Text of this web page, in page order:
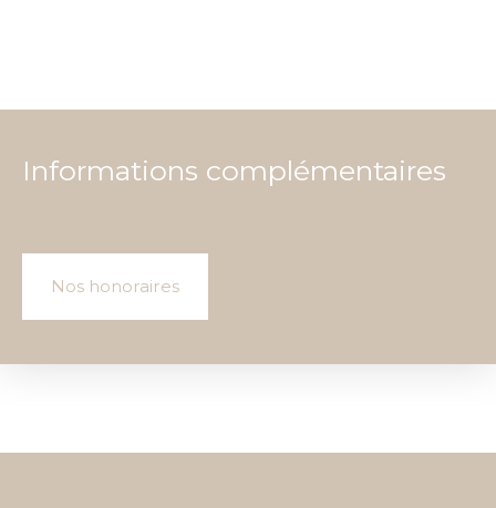
Informations complémentaires
Nos honoraires